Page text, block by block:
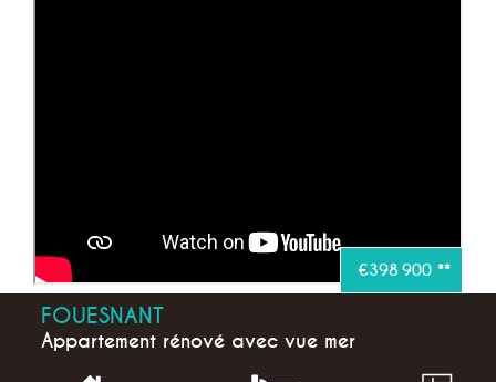
€398 900 **
FOUESNANT
Appartement rénové avec vue mer